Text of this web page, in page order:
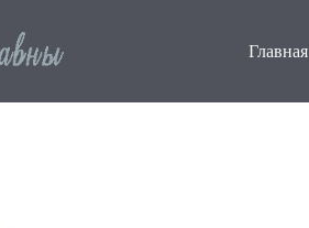
Главная